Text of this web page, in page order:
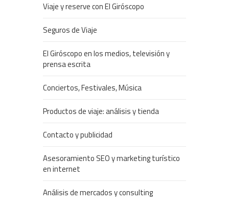
Viaje y reserve con El Giróscopo
Seguros de Viaje
El Giróscopo en los medios, televisión y
prensa escrita
Conciertos, Festivales, Música
Productos de viaje: análisis y tienda
Contacto y publicidad
Asesoramiento SEO y marketing turístico
en internet
Análisis de mercados y consulting